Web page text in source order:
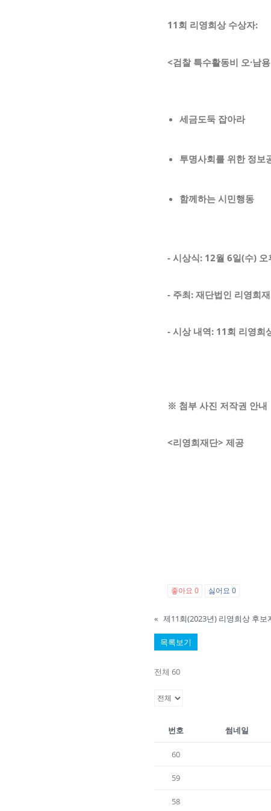
11회 리영희상 수상자:
<검찰 특수활동비 오·남
세금도둑 잡아라
투명사회를 위한 정보
함께하는 시민행동
- 시상식: 12월 6일(수) 오
- 주최: 재단법인 리영희
- 시상 내역: 11회 리영희
※ 첨부 사진 저작권 안내
<리영희재단> 제공
좋아요 0 싫어요 0
« 제11회(2023년) 리영희상 후보
목록보기
전체 60
번호 썸네일
60
59
58